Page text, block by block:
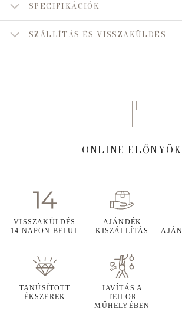
SPECIFIKÁCIÓK
SZÁLLÍTÁS ÉS VISSZAKÜLDÉS
ONLINE ELŐNYÖK
VISSZAKÜLDÉS
14 NAPON BELÜL
AJÁNDÉK
KISZÁLLÍTÁS
TANÚSÍTOTT
ÉKSZEREK
JAVÍTÁS A
TEILOR
MŰHELYÉBEN